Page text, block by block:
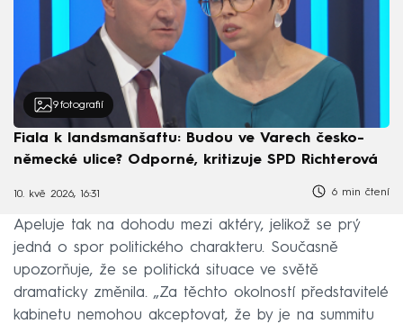
9 fotografií
Fiala k landsmanšaftu: Budou ve Varech česko-
německé ulice? Odporné, kritizuje SPD Richterová
10. kvě 2026, 16:31 6 min čtení
Apeluje tak na dohodu mezi aktéry, jelikož se prý
jedná o spor politického charakteru. Současně
upozorňuje, že se politická situace ve světě
dramaticky změnila. „Za těchto okolností představitelé
kabinetu nemohou akceptovat, že by je na summitu